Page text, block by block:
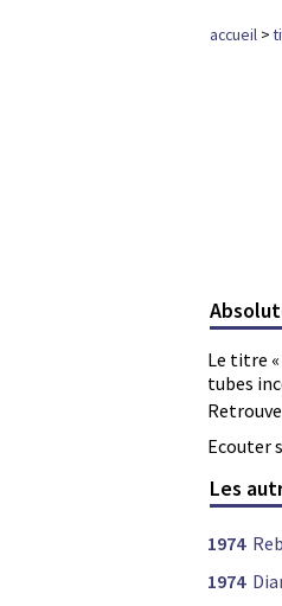
accueil >
Le titre
tubes
Ecouter
Les
1974
1974